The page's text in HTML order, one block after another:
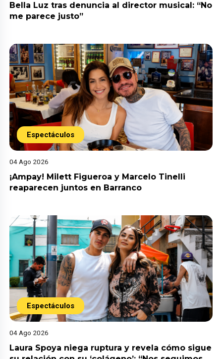
Bella Luz tras denuncia al director musical: “No
me parece justo”
Espectáculos
04 Ago 2026
¡Ampay! Milett Figueroa y Marcelo Tinelli
reaparecen juntos en Barranco
Espectáculos
04 Ago 2026
Laura Spoya niega ruptura y revela cómo sigue